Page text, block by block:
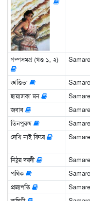
গল্পসমগ্র (খণ্ড ১, ২)
ঙ্খণ্ডিতা
ছায়াঢাকা মন
জবাব
তিনপুরুষ
দেখি নাই ফিরে
নিঠুর দরদী
পথিক
প্রজাপতি